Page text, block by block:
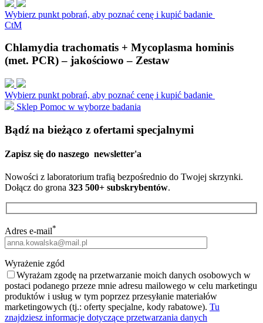
Wybierz punkt pobrań, aby poznać cenę i kupić badanie
CtM
Chlamydia trachomatis + Mycoplasma hominis
(met. PCR) – jakościowo – Zestaw
Wybierz punkt pobrań, aby poznać cenę i kupić badanie
Sklep Pomoc w wyborze badania
Bądź na bieżąco z ofertami specjalnymi
Zapisz się do naszego newsletter'a
Nowości z laboratorium trafią bezpośrednio do Twojej skrzynki.
Dołącz do grona 323 500+ subskrybentów.
Adres e-mail*
Wyrażenie zgód
Wyrażam zgodę na przetwarzanie moich danych osobowych w
postaci podanego przeze mnie adresu mailowego w celu marketingu
produktów i usług w tym poprzez przesyłanie materiałów
marketingowych (tj.: oferty specjalne, kody rabatowe). Tu
znajdziesz informacje dotyczące przetwarzania danych